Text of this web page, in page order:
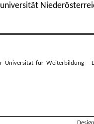
Universität für Weiterbildung –